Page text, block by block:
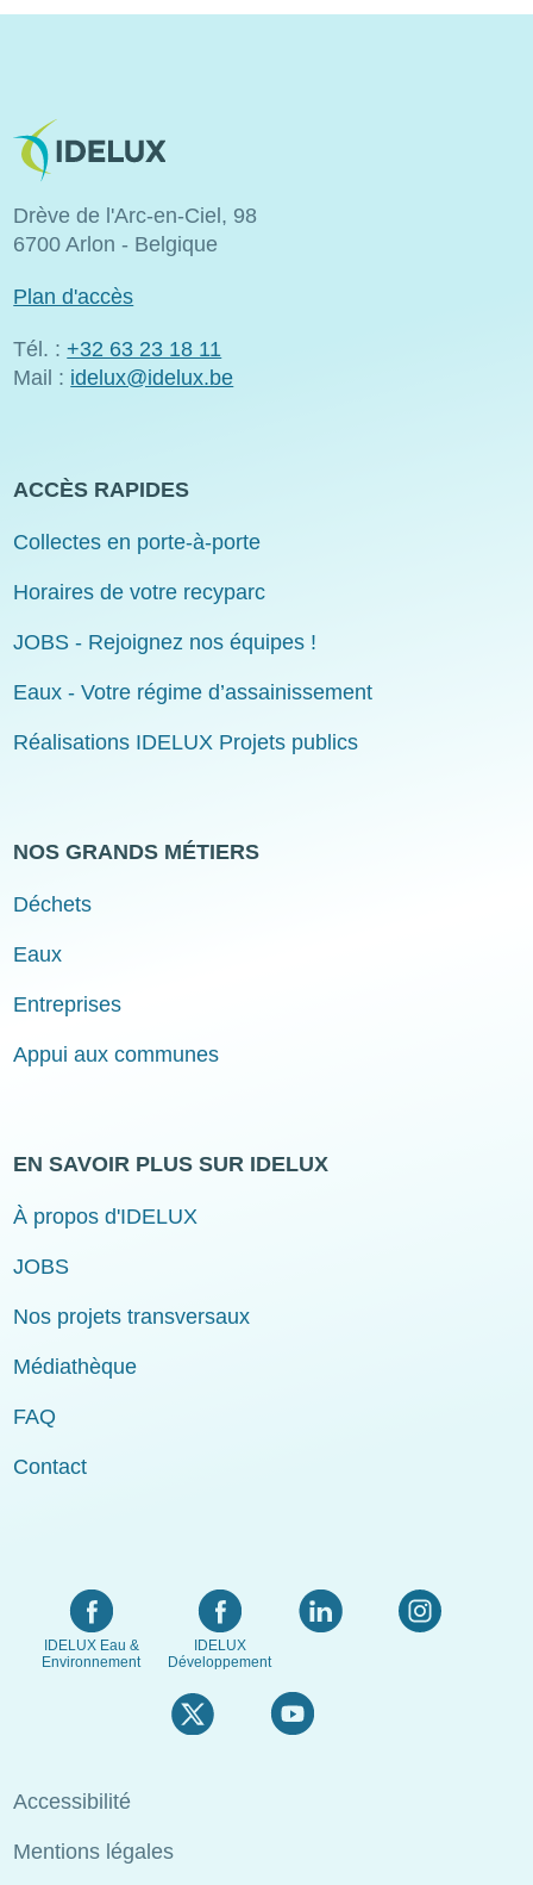
Image
Drève de l'Arc-en-Ciel, 98
6700 Arlon - Belgique
Plan d'accès
Tél. : +32 63 23 18 11
Mail : idelux@idelux.be
ACCÈS RAPIDES
Collectes en porte-à-porte
Horaires de votre recyparc
JOBS - Rejoignez nos équipes !
Eaux - Votre régime d’assainissement
Réalisations IDELUX Projets publics
NOS GRANDS MÉTIERS
Déchets
Eaux
Entreprises
Appui aux communes
EN SAVOIR PLUS SUR IDELUX
À propos d'IDELUX
JOBS
Nos projets transversaux
Médiathèque
FAQ
Contact
IDELUX Eau &
Environnement
IDELUX
Développement
Menu
Pied
de
Accessibilité
Mentions légales